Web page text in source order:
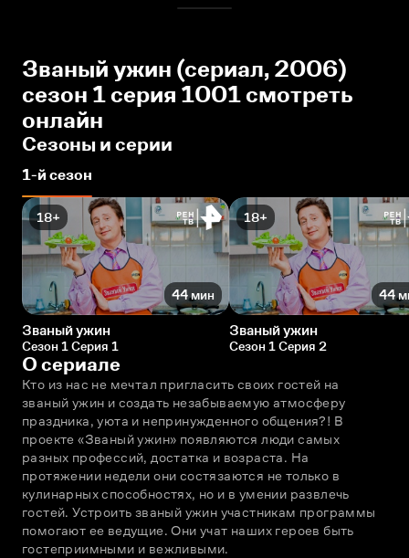
Званый ужин (сериал, 2006)
сезон 1 серия 1001 смотреть
онлайн
Сезоны и серии
1-й сезон
18+
44 мин
Званый ужин
Сезон 1 Серия 1
18+
44
Званый ужин
Сезон 1 Серия 2
О сериале
Кто из нас не мечтал пригласить своих гостей на
званый ужин и создать незабываемую атмосферу
праздника, уюта и непринужденного общения?! В
проекте «Званый ужин» появляются люди самых
разных профессий, достатка и возраста. На
протяжении недели они состязаются не только в
кулинарных способностях, но и в умении развлечь
гостей. Устроить званый ужин участникам программы
помогают ее ведущие. Они учат наших героев быть
гостеприимными и вежливыми.